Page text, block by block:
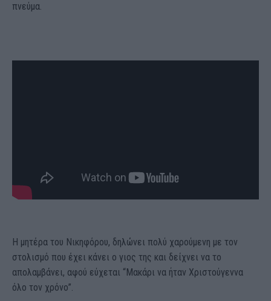
πνεύμα.
Η μητέρα του Νικηφόρου, δηλώνει πολύ χαρούμενη με τον
στολισμό που έχει κάνει ο γιος της και δείχνει να το
απολαμβάνει, αφού εύχεται “Μακάρι να ήταν Χριστούγεννα
όλο τον χρόνο”.